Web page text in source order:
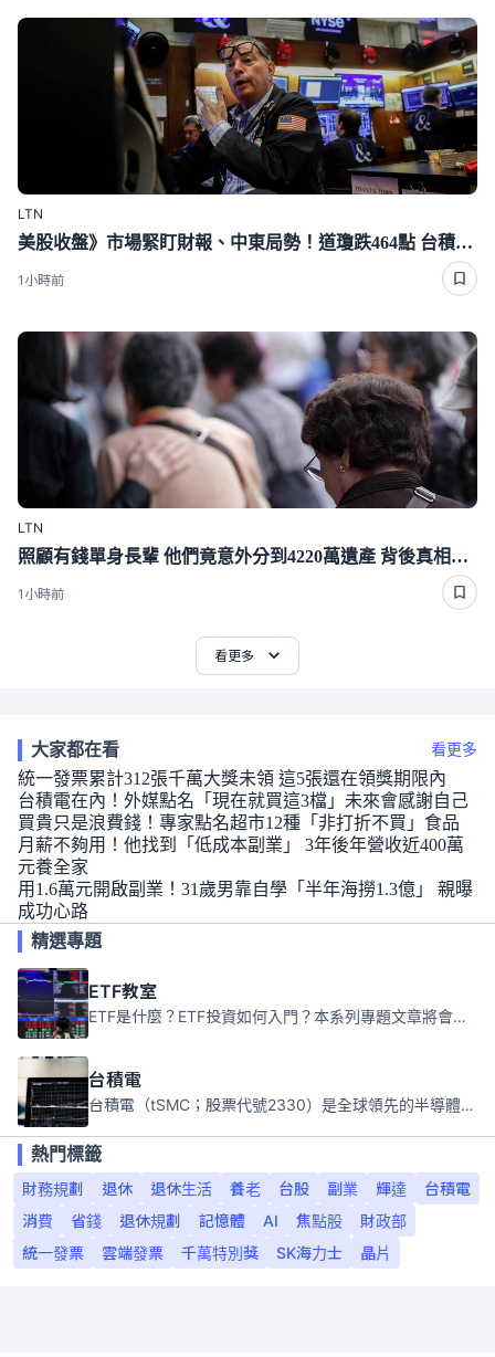
LTN
美股收盤》市場緊盯財報、中東局勢！道瓊跌464點 台積電ADR漲逾1％
1小時前
LTN
照顧有錢單身長輩 他們竟意外分到4220萬遺產 背後真相曝光了
1小時前
看更多
大家都在看 看更多
統一發票累計312張千萬大獎未領 這5張還在領獎期限內
台積電在內！外媒點名「現在就買這3檔」未來會感謝自己
買貴只是浪費錢！專家點名超市12種「非打折不買」食品
月薪不夠用！他找到「低成本副業」 3年後年營收近400萬
元養全家
用1.6萬元開啟副業！31歲男靠自學「半年海撈1.3億」 親曝
成功心路
精選專題
ETF教室
ETF是什麼？ETF投資如何入門？本系列專題文章將會告訴你新手必須知道的ETF基礎知識。
台積電
台積電（tSMC；股票代號2330）是全球領先的半導體代工公司，成立於1987年，總部位於台灣新竹。且已於美國、日本、德國及中國設廠，台積電是全球首家專業積體電路製造服務公司，也是全球最先進和最大規模的半導體代工廠。
熱門標籤
財務規劃
退休 退休生活 養老 台股 副業 輝達
台積電
消費
省錢 退休規劃 記憶體 AI 焦點股
財政部
統一發票
雲端發票 千萬特別獎 SK海力士 晶片